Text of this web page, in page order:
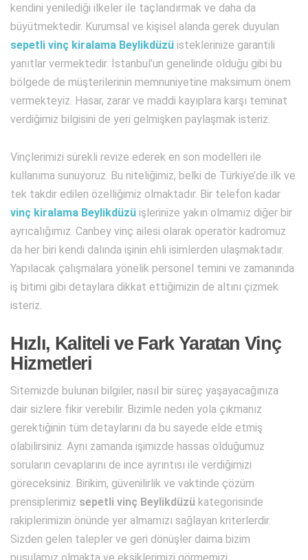
kendini yenilediği ilkeler ile taçlandırmak ve daha da
büyütmektedir. Kurumsal ve kişisel alanda gerek duyulan
sepetli vinç kiralama Beylikdüzü isteklerinize garantili
yanıtlar vermektedir. İstanbul’un genelinde olduğu gibi bu
bölgede de müşterilerinin memnuniyetine maksimum önem
vermekteyiz. Hasar, zarar ve maddi kayıplara karşı teminat
verdiğimiz bilgisini de yeri gelmişken paylaşmak isteriz.
Vinçlerimizi sürekli revize ederek en son modelleri ile
kullanıma sunuyoruz. Bu niteliğimiz, belki de Türkiye’de ilk ve
tek takdir edilen özelliğimiz olmaktadır. Bir telefon kadar
vinç kiralama Beylikdüzü işlerinize yakın olmamız diğer bir
ayrıcalığımız. Canbey vinç ailesi olarak operatör kadromuz
da her biri kendi dalında işinin ehli isimlerden ulaşmaktadır.
Yapılacak çalışmalara yönelik personel temini ve zamanında
iş bitimi gibi detaylara dikkat ettiğimizin de altını çizmek
isteriz.
Hızlı, Kaliteli ve Fark Yaratan Vinç
Hizmetleri
Sitemizde bulunan bilgiler, nasıl bir süreç yaşayacağınıza
dair sizlere fikir verebilir. Bizimle neden yola çıkmanız
gerektiğinin tüm detaylarını da bu sayede elde etmiş
olabilirsiniz. Aynı zamanda işimizde hassas olduğumuz
soruların cevaplarını de ince ayrıntısı ile verdiğimizi
göreceksiniz. Birikim, güvenilirlik ve vaktinde çözüm
prensiplerimiz sepetli vinç Beylikdüzü kategorisinde
rakiplerimizin önünde yer almamızı sağlayan kriterlerdir.
Sizden gelen talepler ve geri dönüşler daima bizim